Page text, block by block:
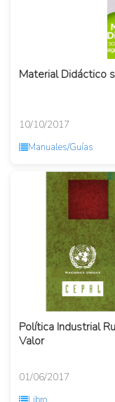
Material Didáctico
10/10/2017
Manuales/Guías
Política Industrial
Valor
01/06/2017